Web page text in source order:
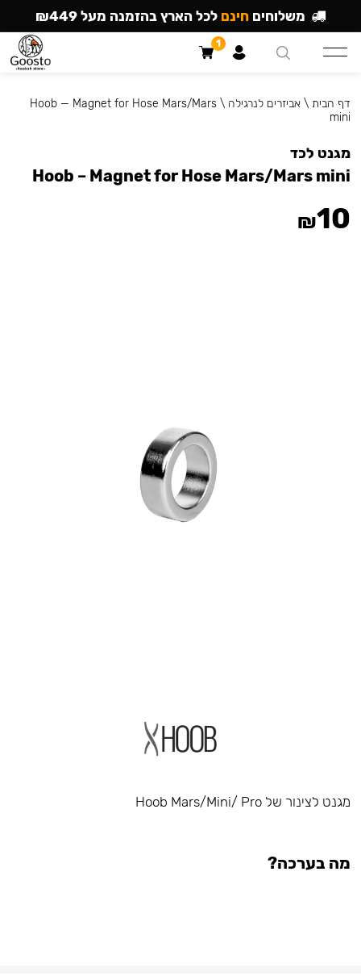
מגנט לצינור של Hoob Mars/Mini/ Pro
מה בערכה?
דף הבית \אביזרים לנרגילה \
Hoob — Magnet for Hose Mars/Mars
mini
מגנט לכד
Hoob – Magnet for Hose Mars/Mars mini
₪10
משלוחים חינם לכל הארץ בהזמנה מעל ₪449
1